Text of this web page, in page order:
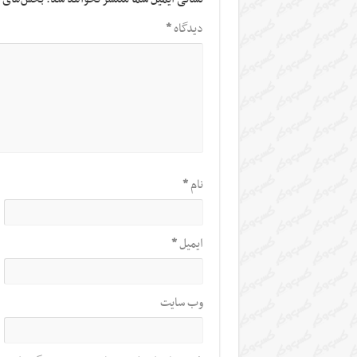
دیدگاه*
نام*
ایمیل*
وب‌ سایت